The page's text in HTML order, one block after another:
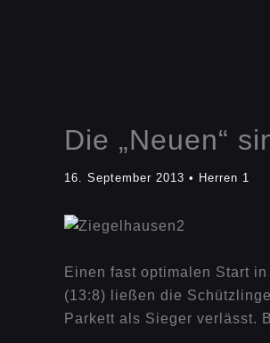
Die „Neuen“
16. September 2013 • Herren 1
Einen fast optimalen Start
(13:8) ließen die
Parkett als Sieger verlässt.